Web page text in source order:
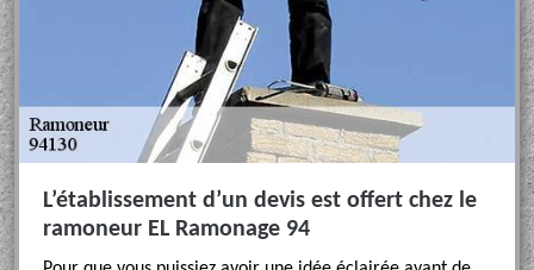
L’établissement d’un devis est offert chez le
ramoneur EL Ramonage 94